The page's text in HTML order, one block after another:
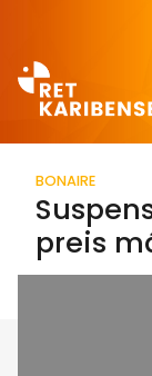
BONAIRE
preis